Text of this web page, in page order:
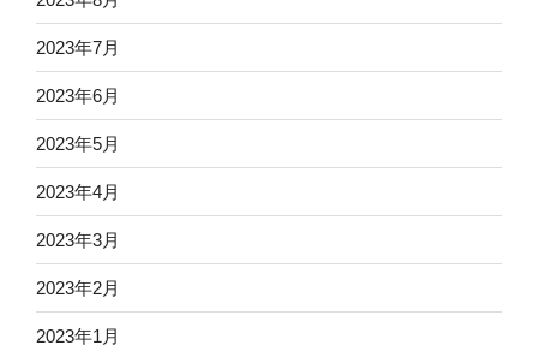
2023年7月
2023年6月
2023年5月
2023年4月
2023年3月
2023年2月
2023年1月